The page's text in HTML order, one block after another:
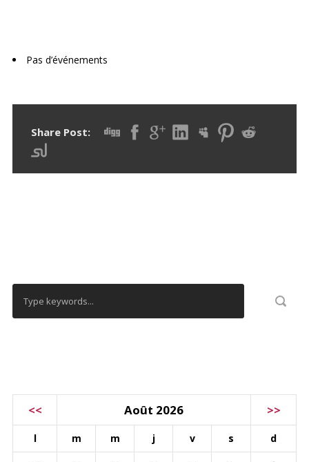
Pas d’événements
Share Post:
<< Août 2026 >>
l m m j v s d